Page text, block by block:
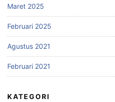
Maret 2025
Februari 2025
Agustus 2021
Februari 2021
KATEGORI